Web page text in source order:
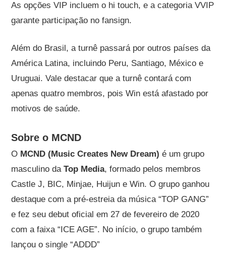
As opções VIP incluem o hi touch, e a categoria VVIP
garante participação no fansign.
Além do Brasil, a turnê passará por outros países da
América Latina, incluindo Peru, Santiago, México e
Uruguai. Vale destacar que a turnê contará com
apenas quatro membros, pois Win está afastado por
motivos de saúde.
Sobre o MCND
O MCND (Music Creates New Dream) é um grupo
masculino daTop Media, formado pelos membros
Castle J, BIC, Minjae, Huijun e Win. O grupo ganhou
destaque com a pré-estreia da música “TOP GANG”
e fez seu debut oficial em 27 de fevereiro de 2020
com a faixa “ICE AGE”. No início, o grupo também
lançou o single “ADDD”